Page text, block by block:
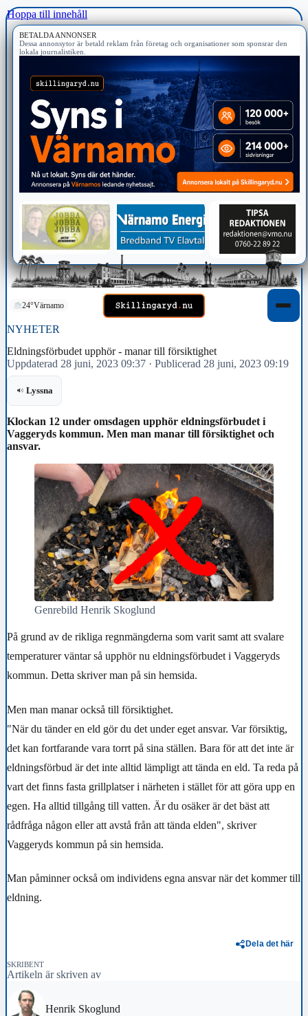
Hoppa till innehåll
BETALDA ANNONSER
Dessa annonsytor är betald reklam från företag och organisationer som sponsrar den
lokala journalistiken.
24°Värnamo
NYHETER
Eldningsförbudet upphör - manar till försiktighet
Uppdaterad 28 juni, 2023 09:37 · Publicerad 28 juni, 2023 09:19
Lyssna
Klockan 12 under omsdagen upphör eldningsförbudet i
Vaggeryds kommun. Men man manar till försiktighet och
ansvar.
Genrebild Henrik Skoglund
På grund av de rikliga regnmängderna som varit samt att svalare
temperaturer väntar så upphör nu eldningsförbudet i Vaggeryds
kommun. Detta skriver man på sin hemsida.
Men man manar också till försiktighet.
"När du tänder en eld gör du det under eget ansvar. Var försiktig,
det kan fortfarande vara torrt på sina ställen. Bara för att det inte är
eldningsförbud är det inte alltid lämpligt att tända en eld. Ta reda på
vart det finns fasta grillplatser i närheten i stället för att göra upp en
egen. Ha alltid tillgång till vatten. Är du osäker är det bäst att
rådfråga någon eller att avstå från att tända elden", skriver
Vaggeryds kommun på sin hemsida.
Man påminner också om individens egna ansvar när det kommer till
eldning.
Dela det här
SKRIBENT
Artikeln är skriven av
Henrik Skoglund